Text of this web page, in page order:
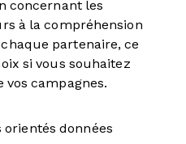
concernant les
à la compréhension
partenaire, ce
si vous souhaitez
campagnes.
orientés données